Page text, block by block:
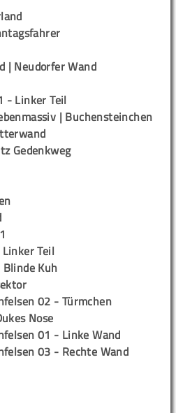
| Neudorfer Wand
- Linker Teil
| Buchensteinchen
Gedenkweg
Teil
Kuh
02 - Türmchen
Nose
01 - Linke Wand
03 - Rechte Wand